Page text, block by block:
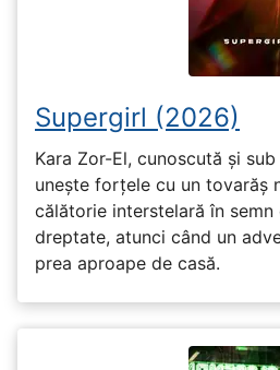
Supergirl (2026)
Kara Zor-El, cunoscută și
unește forțele cu un tovarăș
călătorie interstelară în semn
dreptate, atunci când un
prea aproape de casă.